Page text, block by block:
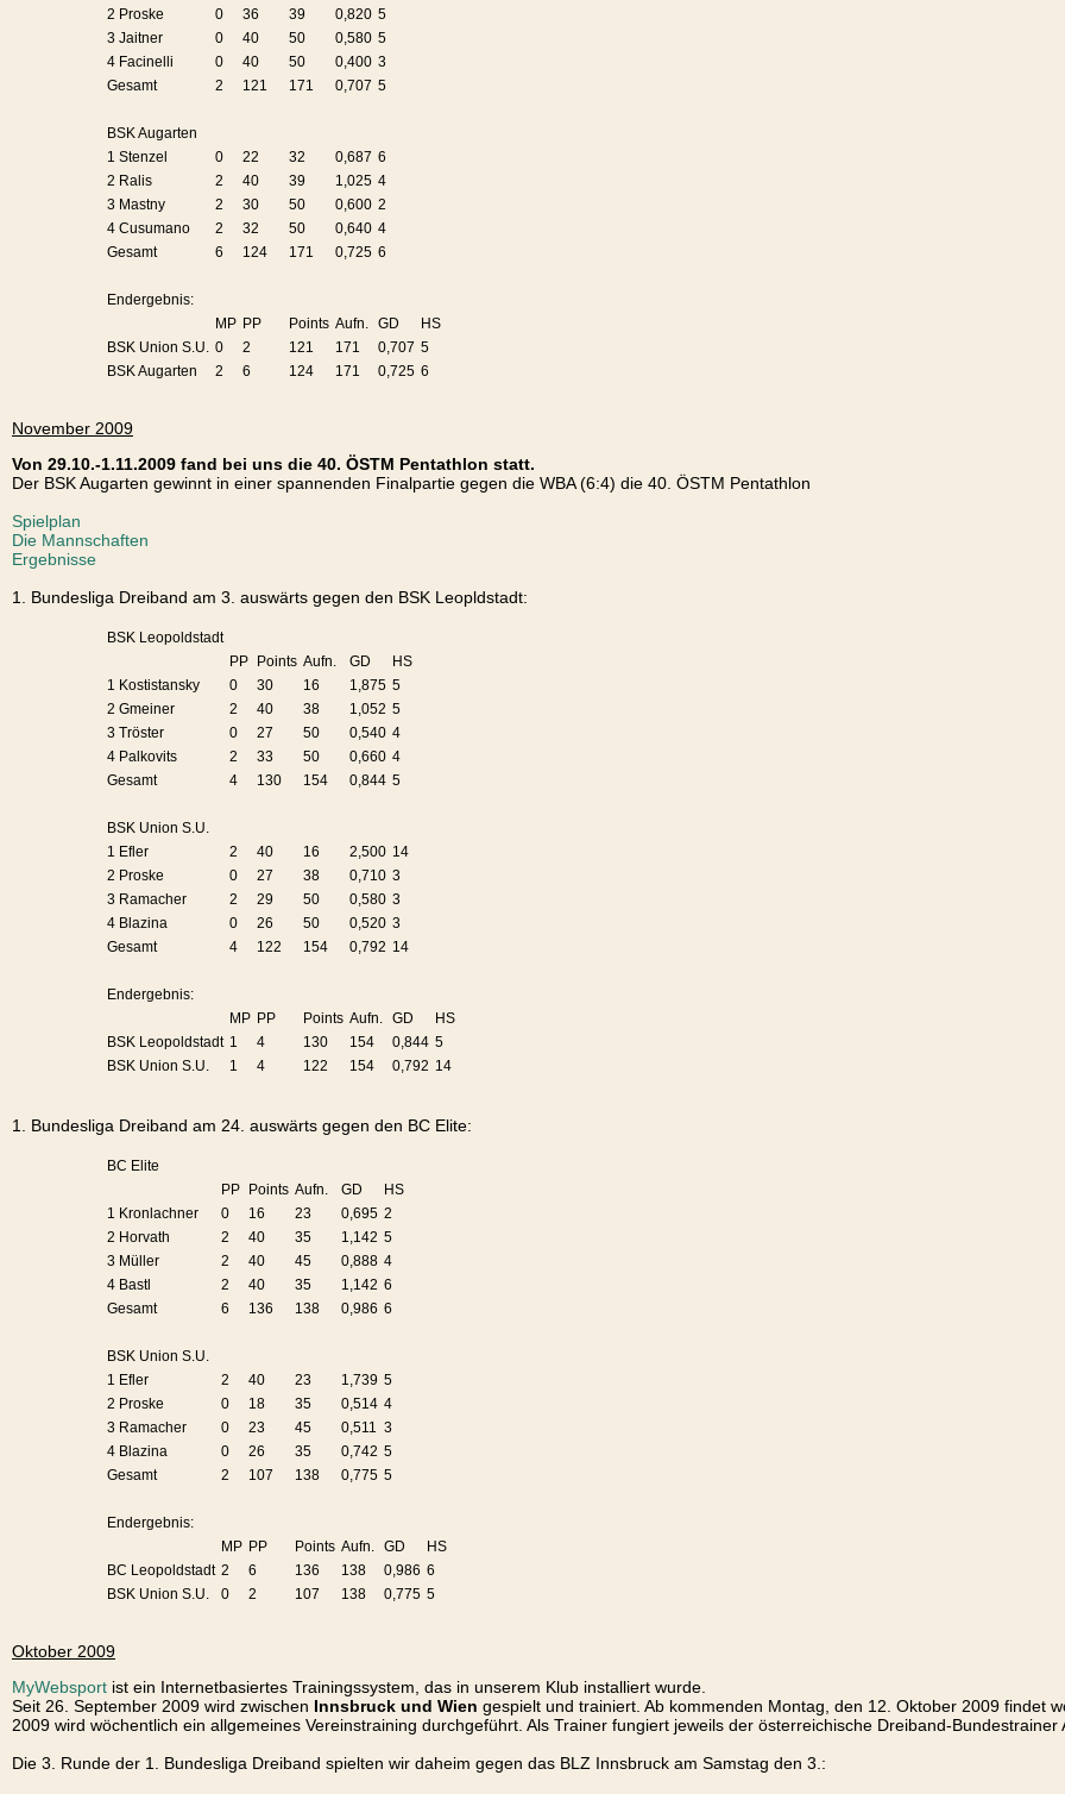
2 Proske
0 36 39 0,820 5
3 Jaitner
0 40 50 0,580 5
4 Facinelli
0 40 50 0,400 3
Gesamt
2 121 171 0,707 5
BSK Augarten
1 Stenzel
0 22 32 0,687 6
2 Ralis
2 40 39 1,025 4
3 Mastny
2 30 50 0,600 2
4 Cusumano
2 32 50 0,640 4
Gesamt
6 124 171 0,725 6
Endergebnis:
MP PP Points Aufn. GD
HS
BSK Union S.U. 0 2 121 171 0,707 5
BSK Augarten
2 6 124 171 0,725 6
November 2009
Von 29.10.-1.11.2009 fand bei uns die 40. ÖSTM Pentathlon statt.
Der BSK Augarten gewinnt in einer spannenden Finalpartie gegen die WBA (6:4) die 40. ÖSTM Pentathlon
Spielplan
Die Mannschaften
Ergebnisse
1. Bundesliga Dreiband am 3. auswärts gegen den BSK Leopldstadt:
BSK Leopoldstadt
PP
Points Aufn. GD
HS
1 Kostistansky
0 30 16 1,875 5
2 Gmeiner
2 40 38 1,052 5
3 Tröster
0 27 50 0,540 4
4 Palkovits
2 33 50 0,660 4
Gesamt
4 130 154 0,844 5
BSK Union S.U.
1 Efler
2 40 16 2,500 14
2 Proske
0 27 38 0,710 3
3 Ramacher
2 29 50 0,580 3
4 Blazina
0 26 50 0,520 3
Gesamt
4 122 154 0,792 14
Endergebnis:
MP PP Points Aufn. GD
HS
BSK Leopoldstadt 1 4 130 154 0,844 5
BSK Union S.U.
1 4 122 154 0,792 14
1. Bundesliga Dreiband am 24. auswärts gegen den BC Elite:
BC Elite
PP
Points Aufn. GD
HS
1 Kronlachner
0 16 23 0,695 2
2 Horvath
2 40 35 1,142 5
3 Müller
2 40 45 0,888 4
4 Bastl
2 40 35 1,142 6
Gesamt
6 136 138 0,986 6
BSK Union S.U.
1 Efler
2 40 23 1,739 5
2 Proske
0 18 35 0,514 4
3 Ramacher
0 23 45 0,511 3
4 Blazina
0 26 35 0,742 5
Gesamt
2 107 138 0,775 5
Endergebnis:
MP PP Points Aufn. GD
HS
BC Leopoldstadt 2 6 136 138 0,986 6
BSK Union S.U.
0 2 107 138 0,775 5
Oktober 2009
MyWebsport ist ein Internetbasiertes Trainingssystem, das in unserem Klub installiert wurde.
Seit 26. September 2009 wird zwischen Innsbruck und Wien gespielt und trainiert. Ab kommenden Montag, den 12. Oktober 2009 findet
2009 wird wöchentlich ein allgemeines Vereinstraining durchgeführt. Als Trainer fungiert jeweils der österreichische Dreiband-Bundestrainer
Die 3. Runde der 1. Bundesliga Dreiband spielten wir daheim gegen das BLZ Innsbruck am Samstag den 3.: